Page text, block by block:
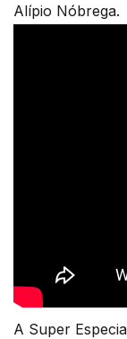
Alípio Nóbrega.
A Super